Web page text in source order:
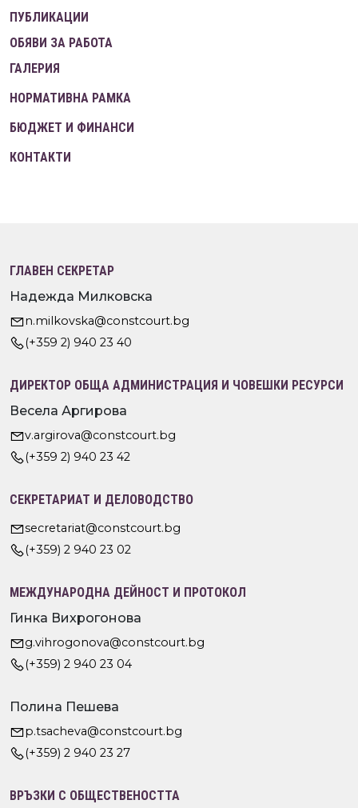
ПУБЛИКАЦИИ
ОБЯВИ ЗА РАБОТА
ГАЛЕРИЯ
НОРМАТИВНА РАМКА
БЮДЖЕТ И ФИНАНСИ
КОНТАКТИ
ГЛАВЕН СЕКРЕТАР
Надежда Милковска
n.milkovska@constcourt.bg
(+359 2) 940 23 40
ДИРЕКТОР ОБЩА АДМИНИСТРАЦИЯ И ЧОВЕШКИ РЕСУРСИ
Весела Аргирова
v.argirova@constcourt.bg
(+359 2) 940 23 42
СЕКРЕТАРИАТ И ДЕЛОВОДСТВО
secretariat@constcourt.bg
(+359) 2 940 23 02
МЕЖДУНАРОДНА ДЕЙНОСТ И ПРОТОКОЛ
Гинка Вихрогонова
g.vihrogonova@constcourt.bg
(+359) 2 940 23 04
Полина Пешева
p.tsacheva@constcourt.bg
(+359) 2 940 23 27
ВРЪЗКИ С ОБЩЕСТВЕНОСТТА